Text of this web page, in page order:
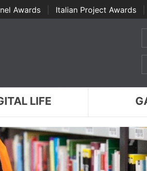
Awards Italian Project Awards
LIFE